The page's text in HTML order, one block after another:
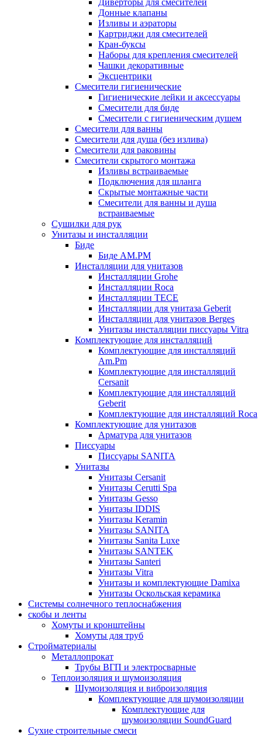
Диверторы для смесителей
Донные клапаны
Изливы и аэраторы
Картриджи для смесителей
Кран-буксы
Наборы для крепления смесителей
Чашки декоративные
Эксцентрики
Смесители гигиенические
Гигиенические лейки и аксессуары
Смесители для биде
Смесители с гигиеническим душем
Смесители для ванны
Смесители для душа (без излива)
Смесители для раковины
Смесители скрытого монтажа
Изливы встраиваемые
Подключения для шланга
Скрытые монтажные части
Смесители для ванны и душа
встраиваемые
Сушилки для рук
Унитазы и инсталляции
Биде
Биде AM.PM
Инсталляции для унитазов
Инсталляции Grohe
Инсталляции Roca
Инсталляции TECE
Инсталляции для унитаза Geberit
Инсталляции для унитазов Berges
Унитазы инсталляции писсуары Vitra
Комплектующие для инсталляций
Комплектующие для инсталляций
Am.Pm
Комплектующие для инсталляций
Cersanit
Комплектующие для инсталляций
Geberit
Комплектующие для инсталляций Roca
Комплектующие для унитазов
Арматура для унитазов
Писсуары
Писсуары SANITA
Унитазы
Унитазы Cersanit
Унитазы Cerutti Spa
Унитазы Gesso
Унитазы IDDIS
Унитазы Keramin
Унитазы SANITA
Унитазы Sanita Luxe
Унитазы SANTEK
Унитазы Santeri
Унитазы Vitra
Унитазы и комплектующие Damixa
Унитазы Оскольская керамика
Системы солнечного теплоснабжения
скобы и ленты
Хомуты и кронштейны
Хомуты для труб
Стройматериалы
Металлопрокат
Трубы ВГП и электросварные
Теплоизоляция и шумоизоляция
Шумоизоляция и виброизоляция
Комплектующие для шумоизоляции
Комплектующие для
шумоизоляции SoundGuard
Сухие строительные смеси